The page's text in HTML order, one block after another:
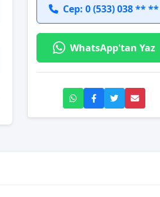
Cep: 0 (533) 038 ** **
WhatsApp'tan Yaz